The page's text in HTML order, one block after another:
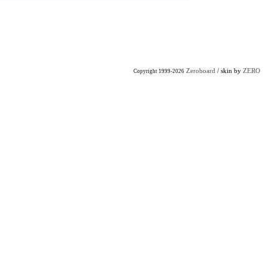
Copyright 1999-2026 Zeroboard / skin by ZERO